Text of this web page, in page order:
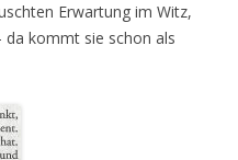
Erwartung im Witz,
da kommt sie schon als